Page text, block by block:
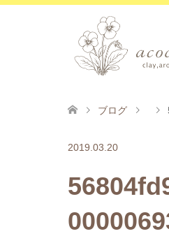
ブログ
2019.03.20